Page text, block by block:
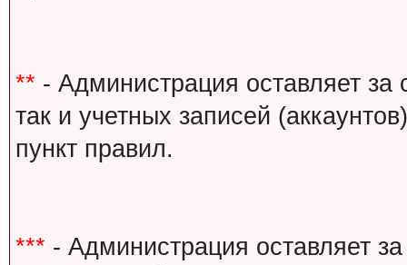
** - Администрация оставляет
так и учетных записей
пункт правил.
*** - Администрация оставляет